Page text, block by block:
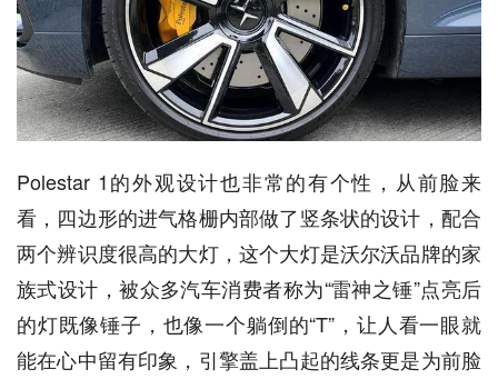
Polestar 1的外观设计也非常的有个性，从前脸来
看，四边形的进气格栅内部做了竖条状的设计，配合
两个辨识度很高的大灯，这个大灯是沃尔沃品牌的家
族式设计，被众多汽车消费者称为“雷神之锤”点亮后
的灯既像锤子，也像一个躺倒的“T”，让人看一眼就
能在心中留有印象，引擎盖上凸起的线条更是为前脸